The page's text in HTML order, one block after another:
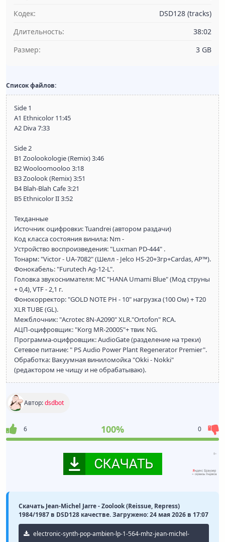
Кодек:
DSD128 (tracks)
Длительность:
38:02
Размер:
3 GB
Список файлов:
Side 1
A1 Ethnicolor 11:45
A2 Diva 7:33
Side 2
B1 Zoolookologie (Remix) 3:46
B2 Wooloomooloo 3:18
B3 Zoolook (Remix) 3:51
B4 Blah-Blah Cafe 3:21
B5 Ethnicolor II 3:52
Техданные
Источник оцифровки: Tuandrei (автором раздачи)
Код класса состояния винила: Nm -
Устройство воспроизведения: "Luxman PD-444" .
Тонарм: "Victor - UA-7082" (Шелл - Jelco HS-20+3гр+Cardas, AP™).
Фонокабель: "Furutech Ag-12-L".
Головка звукоснимателя: MC "HANA Umami Blue" (Мод струны
+ 0,4), VTF - 2,1 г.
Фонокорректор: "GOLD NOTE PH - 10" нагрузка (100 Ом) + T20
XLR TUBE (GL).
Межблочник: "Acrotec 8N-A2090" XLR."Ortofon" RCA.
АЦП-оцифровщик: "Korg MR-2000S"+ твик NG.
Программа-оцифровщик: AudioGate (разделение на треки)
Сетевое питание: " PS Audio Power Plant Regenerator Premier".
Обработка: Вакуумная виниломойка "Okki - Nokki"
(редактором не чищу и не обрабатываю).
Автор:dsdbot
6 100% 0
Скачать Jean-Michel Jarre - Zoolook (Reissue, Repress)
1984/1987 в DSD128 качестве. Загружено: 24 мая 2026 в 17:07
electronic-synth-pop-ambien-lp-1-564-mhz-jean-michel-